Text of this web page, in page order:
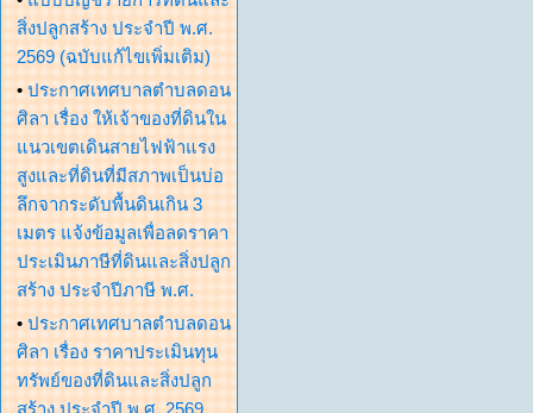
สิ่งปลูกสร้าง ประจำปี พ.ศ.
2569 (ฉบับแก้ไขเพิ่มเติม)
• ประกาศเทศบาลตำบลดอน
ศิลา เรื่อง ให้เจ้าของที่ดินใน
แนวเขตเดินสายไฟฟ้าแรง
สูงและที่ดินที่มีสภาพเป็นบ่อ
ลึกจากระดับพื้นดินเกิน 3
เมตร แจ้งข้อมูลเพื่อลดราคา
ประเมินภาษีที่ดินและสิ่งปลูก
สร้าง ประจำปีภาษี พ.ศ.
• ประกาศเทศบาลตำบลดอน
ศิลา เรื่อง ราคาประเมินทุน
ทรัพย์ของที่ดินและสิ่งปลูก
สร้าง ประจำปี พ.ศ. 2569